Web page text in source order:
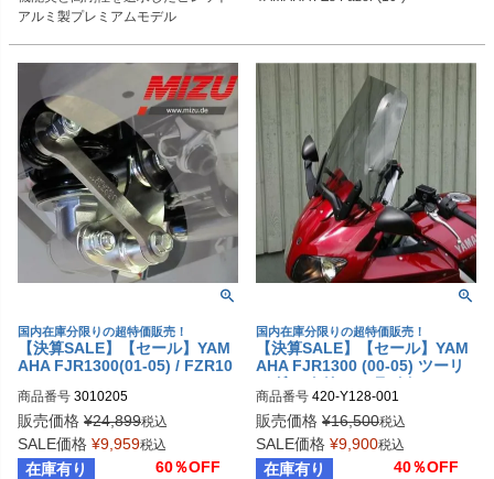
アルミ製プレミアムモデル
国内在庫分限りの超特価販売！
【決算SALE】【セール】YAM
AHA FJR1300(01-05) / FZR10
ASAKI Z300 (15-) ハイアップ
キット MIZU
商品番号 3010205
販売価格 ¥24,899税込
SALE価格 ¥9,959税込
在庫有り 60％OFF
国内在庫分限りの超特価販売！
【決算SALE】【セール】YAM
AHA FJR1300 (00-05) ツーリ
ング スクリーン ライトティン
ト Powerbronze
商品番号 420-Y128-001
販売価格 ¥16,500税込
SALE価格 ¥9,900税込
在庫有り 40％OFF